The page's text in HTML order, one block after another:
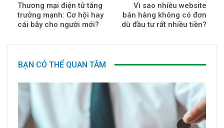
Thương mại điện tử tăng
trưởng mạnh: Cơ hội hay
cái bẫy cho người mới?
Vì sao nhiều website
bán hàng không có đơn
dù đầu tư rất nhiều tiền?
BẠN CÓ THỂ QUAN TÂM